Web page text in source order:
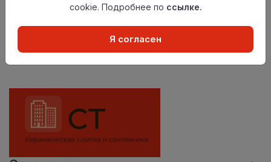
представленного на настоящем сайте. Проверяйте
в момент приобретения товара.
cookie. Подробнее по ссылке.
Я согласен